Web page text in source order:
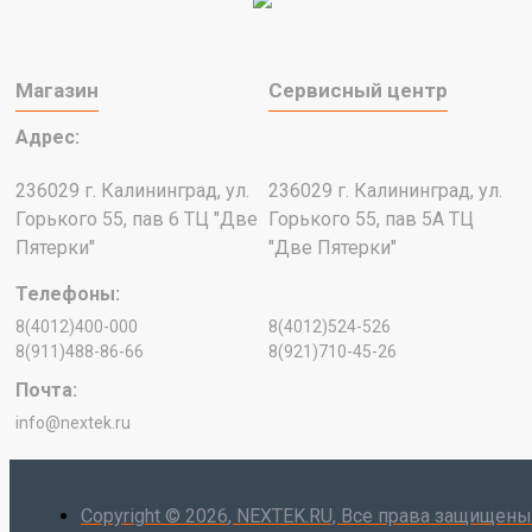
Магазин Сервисный центр
Адрес:
236029 г. Калининград, ул.
Горького 55, пав 6 ТЦ "Две
Пятерки"
236029 г. Калининград, ул.
Горького 55, пав 5А ТЦ
"Две Пятерки"
Телефоны:
8(4012)400-000
8(911)488-86-66
8(4012)524-526
8(921)710-45-26
Почта:
info@nextek.ru
Copyright © 2026, NEXTEK.RU, Все права